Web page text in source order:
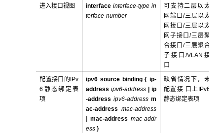
进入接口视图 interfaceinterface-type in
terface-number
可支持二层以太
网端口/三层以太
网接口/三层以太
网子接口/三层聚
合接口/三层聚合
子接口/VLAN接
口
配置接口的IPv
6静态绑定表
项
ipv6 source binding{ ip-
addressipv6-address | ip
-addressipv6-address m
ac-address mac-address
|mac-address mac-addr
ess}
缺省情况下，未
配置接 口上IPv6
静态绑定表项